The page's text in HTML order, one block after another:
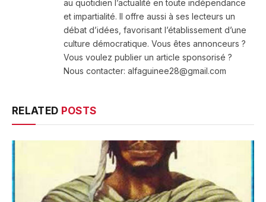
au quotidien l’actualité en toute indépendance
et impartialité. Il offre aussi à ses lecteurs un
débat d’idées, favorisant l’établissement d’une
culture démocratique. Vous êtes annonceurs ?
Vous voulez publier un article sponsorisé ?
Nous contacter: alfaguinee28@gmail.com
RELATED POSTS